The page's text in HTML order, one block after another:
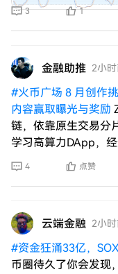
3 1
金融助推 2小
#火币广场 8 月创作
内容赢取曝光与奖励
链，依靠原生交易分
学习高算力DApp，
分片项目：NEAR、
4 点赞
云端金融 2小
#资金狂涌33亿，
币圈待久了你会发现